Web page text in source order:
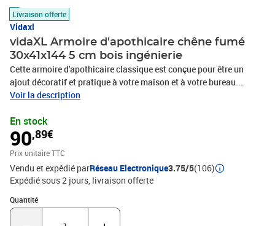
Livraison offerte
Vidaxl
vidaXL Armoire d'apothicaire chêne fumé
30x41x144 5 cm bois ingénierie
Cette armoire d'apothicaire classique est conçue pour être un
ajout décoratif et pratique à votre maison et à votre bureau.
Matériau stable et durable : le bois d'ingénierie est un matériau
déformation et au fendillement, ce qui en fait un choix fiable pour
une grande variété de projets.Grand espace de rangement : le
coffre d'apothicaire offre un grand espace de rangement pour
garder vos objets quotidiens bien organisés et les protéger de la
poussière et de la saleté.Facile à utiliser : les meubles
d'apothicaire sont dotés de glissières en métal de qualité et de
poignées élégantes, ce qui permet de les déplacer en douceur et
d'accéder facilement aux objets qui y sont
Voir la description
En stock
90,89€
Prix unitaire TTC
Vendu et expédié parRéseau Electronique3.75/5(106)
Expédié sous 2 jours livraison offerte
Quantité
Quantité : 1